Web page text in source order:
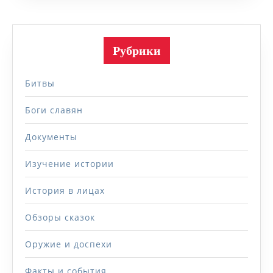
Рубрики
Битвы
Боги славян
Документы
Изучение истории
История в лицах
Обзоры сказок
Оружие и доспехи